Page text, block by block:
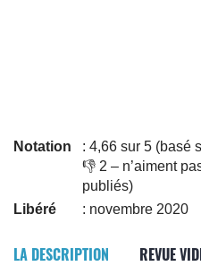
Notation
: 4,66 sur 5 (basé
👎 2 – n’aiment
publiés)
Libéré
: novembre 2020
LA DESCRIPTION REVUE